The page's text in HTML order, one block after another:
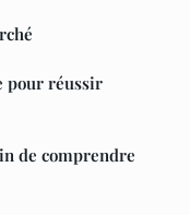
pour réussir
de comprendre